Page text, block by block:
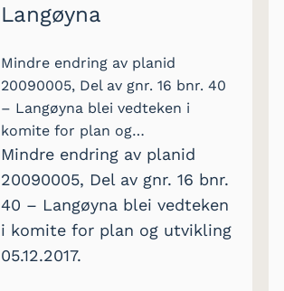
Langøyna
Mindre endring av planid
20090005, Del av gnr. 16 bnr. 40
– Langøyna blei vedteken i
komite for plan og…
Mindre endring av planid
20090005, Del av gnr. 16 bnr.
40 – Langøyna blei vedteken
i komite for plan og utvikling
05.12.2017.